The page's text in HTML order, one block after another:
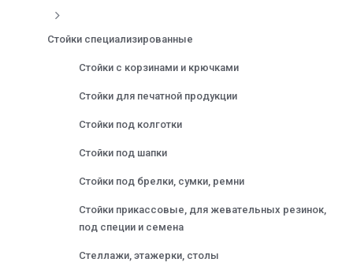
Стойки специализированные
Стойки с корзинами и крючками
Стойки для печатной продукции
Стойки под колготки
Стойки под шапки
Стойки под брелки, сумки, ремни
Стойки прикассовые, для жевательных резинок,
под специи и семена
Стеллажи, этажерки, столы